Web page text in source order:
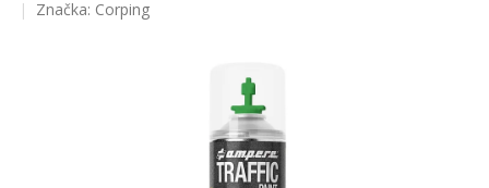
hvězdiček.
Značka: Corping